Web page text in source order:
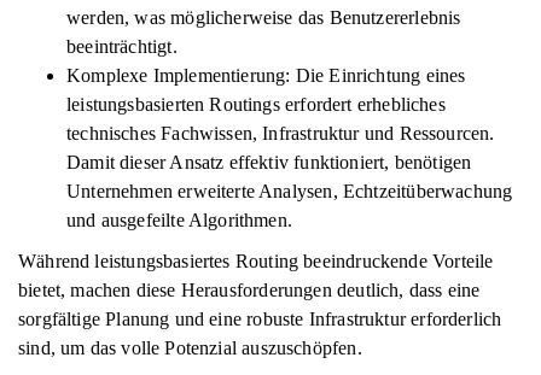
werden, was möglicherweise das Benutzererlebnis
beeinträchtigt.
Komplexe Implementierung: Die Einrichtung eines
leistungsbasierten Routings erfordert erhebliches
technisches Fachwissen, Infrastruktur und Ressourcen.
Damit dieser Ansatz effektiv funktioniert, benötigen
Unternehmen erweiterte Analysen, Echtzeitüberwachung
und ausgefeilte Algorithmen.
Während leistungsbasiertes Routing beeindruckende Vorteile
bietet, machen diese Herausforderungen deutlich, dass eine
sorgfältige Planung und eine robuste Infrastruktur erforderlich
sind, um das volle Potenzial auszuschöpfen.